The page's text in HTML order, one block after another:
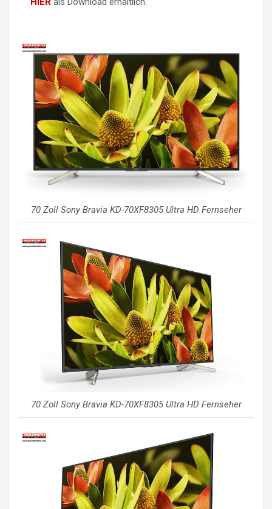
70 Zoll Sony Bravia KD-70XF8305 Ultra HD Fernseher
70 Zoll Sony Bravia KD-70XF8305 Ultra HD Fernseher